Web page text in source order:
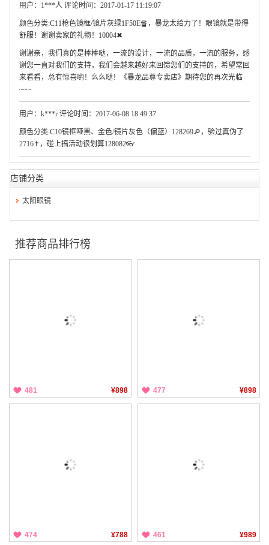
用户：1***人 评论时间：2017-01-17 11:19:07
颜色分类:C11枪色镜框/镜片灰绿1F50E🔏，暴龙太给力了！眼镜就是带得
舒服！谢谢卖家的礼物！10004✖
谢谢亲，我们真的是棒棒哒，一流的设计，一流的品质，一流的服务，感
谢您一直对我们的支持，我们会越来越好来回馈您们的支持的，希望常回
来看看，总有惊喜哟！么么哒！《暴龙品尊专卖店》期待您的再次光临
~~~
用户：k***r 评论时间：2017-06-08 18:49:37
颜色分类:C10镜框哑黑、金色/镜片灰色（偏蓝）128269🔎，验过真伪了
2716✝，碰上搞活动很划算128082👓
店铺分类
太阳眼镜
推荐商品排行榜
481 ¥898 477 ¥898
474 ¥788 461 ¥989